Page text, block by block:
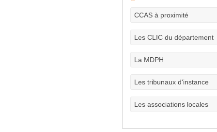
CCAS à proximité
Les CLIC du département
La MDPH
Les tribunaux d'instance
Les associations locales